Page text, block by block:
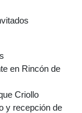
en Rincón de
Criollo
y recepción de